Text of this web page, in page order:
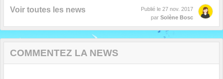
Voir toutes les news Publié le 27 nov. 2017
par Solène Bosc
COMMENTEZ LA NEWS